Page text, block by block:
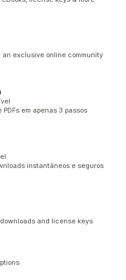
exclusive online community
em apenas 3 passos
instantâneos e seguros
and license keys